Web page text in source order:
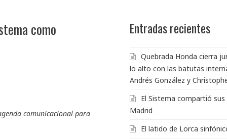
como
comunicacional para
Entradas recientes
Quebrada Honda cierra
lo alto con las batutas
Andrés González y
El Sistema compartió sus
Madrid
El latido de Lorca